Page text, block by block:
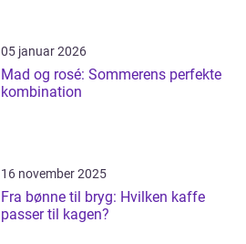
05 januar 2026
Mad og rosé: Sommerens perfekte
kombination
16 november 2025
Fra bønne til bryg: Hvilken kaffe
passer til kagen?